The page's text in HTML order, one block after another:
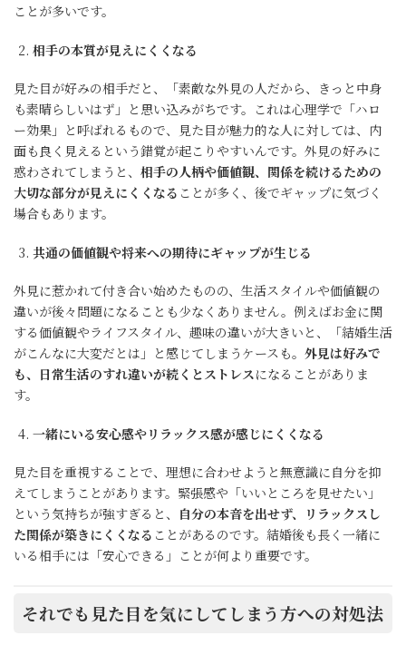
ことが多いです。
相手の本質が見えにくくなる
見た目が好みの相手だと、「素敵な外見の人だから、きっと中身
も素晴らしいはず」と思い込みがちです。これは心理学で「ハロ
ー効果」と呼ばれるもので、見た目が魅力的な人に対しては、内
面も良く見えるという錯覚が起こりやすいんです。外見の好みに
惑わされてしまうと、 相手の人柄や価値観、関係を続けるための
大切な部分が見えにくくなる ことが多く、後でギャップに気づく
場合もあります。
共通の価値観や将来への期待にギャップが生じる
外見に惹かれて付き合い始めたものの、生活スタイルや価値観の
違いが後々問題になることも少なくありません。例えばお金に関
する価値観やライフスタイル、趣味の違いが大きいと、「結婚生活
がこんなに大変だとは」と感じてしまうケースも。 外見は好みで
も、日常生活のすれ違いが続くとストレスになることがありま
す。
一緒にいる安心感やリラックス感が感じにくくなる
見た目を重視することで、理想に合わせようと無意識に自分を抑
えてしまうことがあります。緊張感や「いいところを見せたい」
という気持ちが強すぎると、 自分の本音を出せず、リラックスし
た関係が築きにくくなる ことがあるのです。結婚後も長く一緒に
いる相手には「安心できる」ことが何より重要です。
それでも見た目を気にしてしまう方への対処法